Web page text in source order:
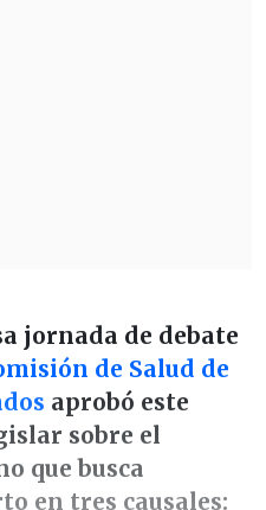
jornada de debate
de Salud de
aprobó este
sobre el
que busca
en tres causales: